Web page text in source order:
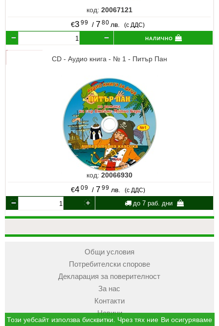
код: 20067121
€3 99 / 7 80 лв. (с ДДС)
налично
CD - Аудио книга - № 1 - Питър Пан
код: 20066930
€4 09 / 7 99 лв. (с ДДС)
до 7 раб. дни
Общи условия
Потребителски спорове
Декларация за поверителност
За нас
Контакти
Новини
Този уебсайт използва бисквитки. Чрез тях ние Ви осигуряваме